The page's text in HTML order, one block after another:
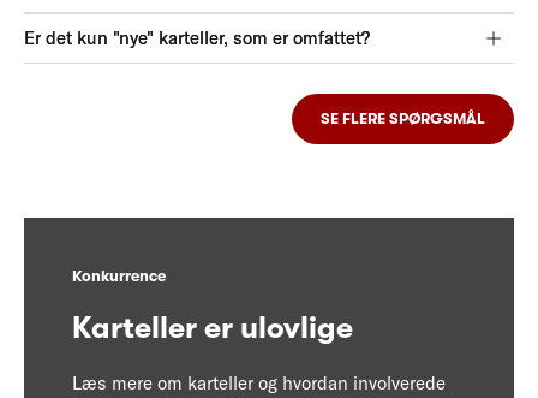
Er det kun "nye" karteller, som er omfattet?
SE FLERE SPØRGSMÅL
Konkurrence
Karteller er ulovlige
Læs mere om karteller og hvordan involverede